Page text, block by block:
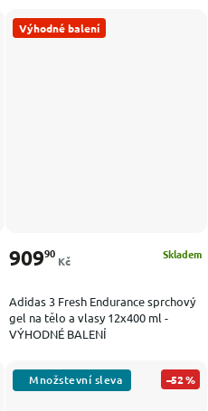
Výhodné balení
Adidas 3 Fresh Endurance sprchový
gel na tělo a vlasy 12x400 ml -
VÝHODNÉ BALENÍ
Skladem
90990
Kč
–52 %